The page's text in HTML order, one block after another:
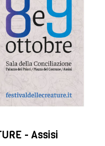
- Assisi